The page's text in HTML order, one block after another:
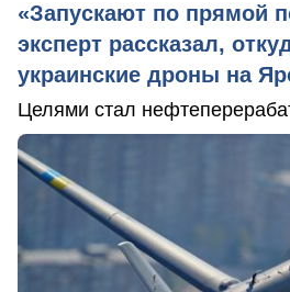
«Запускают по прямой
эксперт рассказал,
украинские дроны на
Целями стал